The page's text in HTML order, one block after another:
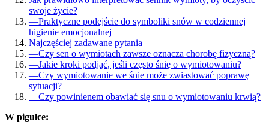
swoje życie?
—Praktyczne podejście do symboliki snów w codziennej
higienie emocjonalnej
Najczęściej zadawane pytania
—Czy sen o wymiotach zawsze oznacza chorobę fizyczną?
—Jakie kroki podjąć, jeśli często śnię o wymiotowaniu?
—Czy wymiotowanie we śnie może zwiastować poprawę
sytuacji?
—Czy powinienem obawiać się snu o wymiotowaniu krwią?
W pigułce: